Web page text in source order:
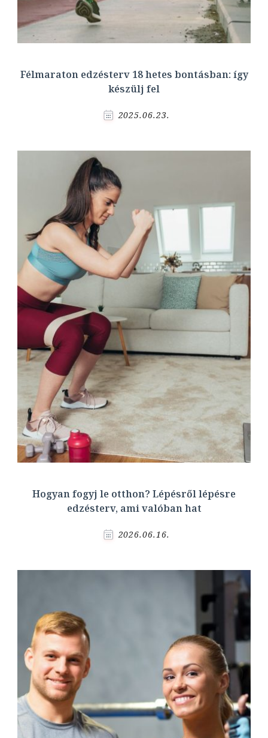
Félmaraton edzésterv 18 hetes bontásban: így
készülj fel
2025.06.23.
Hogyan fogyj le otthon? Lépésről lépésre
edzésterv, ami valóban hat
2026.06.16.